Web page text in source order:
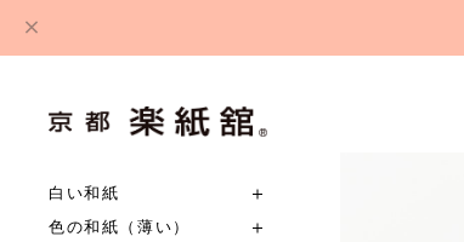
白い和紙
色の和紙（薄い）